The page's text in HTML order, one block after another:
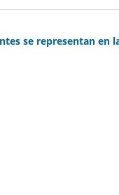
se representan en